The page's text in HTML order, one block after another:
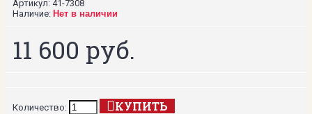
Артикул: 41-7308
Наличие: Нет в наличии
11 600 руб.
Количество: КУПИТЬ